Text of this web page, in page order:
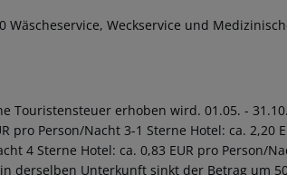
Wäscheservice, Weckservice und
Touristensteuer erhoben wird. 01.05. -
pro Person/Nacht 3-1 Sterne Hotel: ca. 2,20
4 Sterne Hotel: ca. 0,83 EUR pro Person/
derselben Unterkunft sinkt der Betrag um